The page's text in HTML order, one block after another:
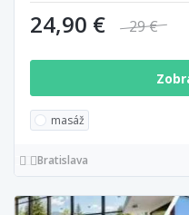
24,90 € 29 €
masáž
Bratislava